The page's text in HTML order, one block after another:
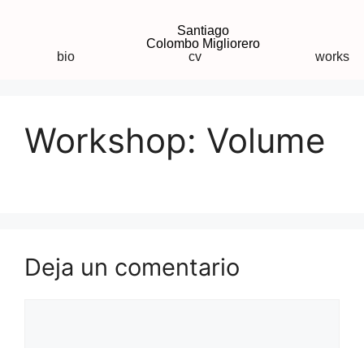
Santiago
Colombo Migliorero
bio
cv works
Workshop: Volume
Deja un comentario